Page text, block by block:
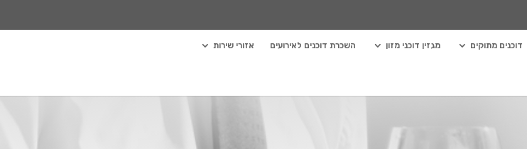
דוכנים מתוקים מגזין דוכני מזון השכרת דוכנים לאירועים אזורי שירות